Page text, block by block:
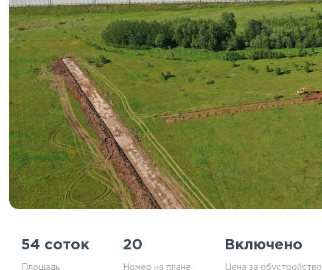
54 соток
Площадь
20
Номер на плане
Включено
Цена за обустройство